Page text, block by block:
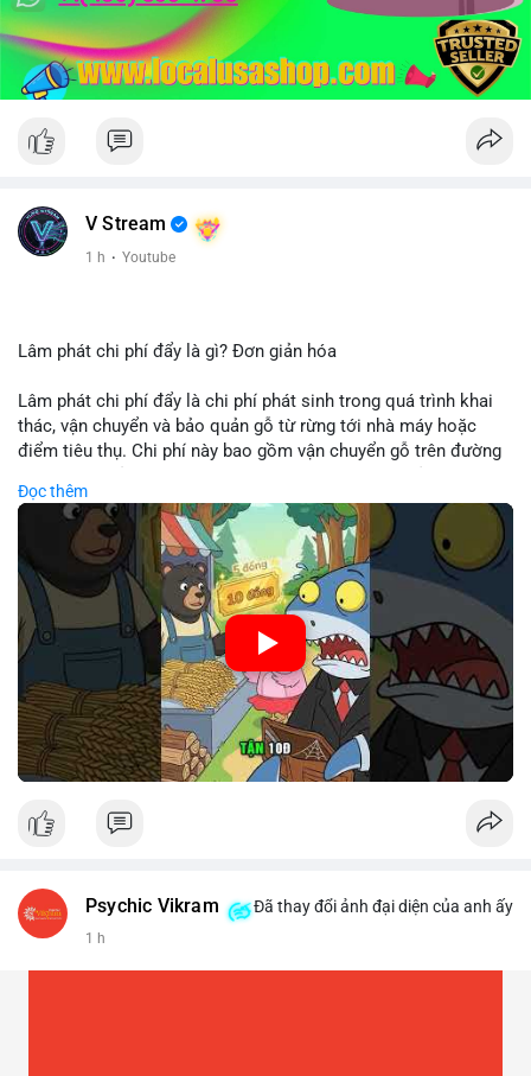
V Stream
1 h · Youtube
Lâm phát chi phí đẩy là gì? Đơn giản hóa
Lâm phát chi phí đẩy là chi phí phát sinh trong quá trình khai
thác, vận chuyển và bảo quản gỗ từ rừng tới nhà máy hoặc
điểm tiêu thụ. Chi phí này bao gồm vận chuyển gỗ trên đường
điều kiện địa hình. Việc hiểu rõ chi phí đẩy giúp doanh nghiệp
lâm nghiệp tối ưu hoá chuỗi cung ứng và kiểm soát lợi nhuận.
🎥 Xem video trực tiếp tại:
Nguồn: Cú Thông Thái
Đọc thêm
Psychic Vikram Đã thay đổi ảnh đại diện của anh ấy
1 h